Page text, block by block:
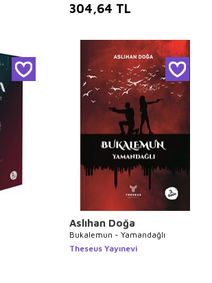
304,64 TL
Aslıhan Doğa
Bukalemun - Yamandağlı
Theseus Yayınevi